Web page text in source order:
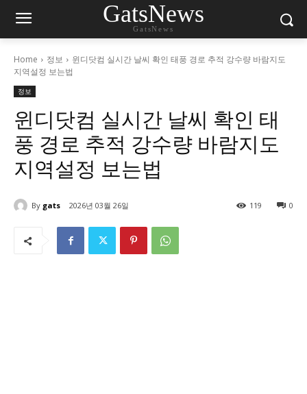
GatsNews
GatsNews
Home 정보
윈디닷컴 실시간 날씨 확인 태풍 경로 추적 강수량 바람지도
지역설정 보는법
정보
윈디닷컴 실시간 날씨 확인 태
풍 경로 추적 강수량 바람지도
지역설정 보는법
By gats 2026년 03월 26일 0
119